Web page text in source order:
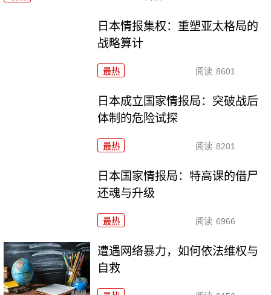
日本情报集权：重塑亚太格局的
战略算计
最热 阅读 8601
日本成立国家情报局：突破战后
体制的危险试探
最热 阅读 8201
日本国家情报局：特高课的借尸
还魂与升级
最热 阅读 6966
遭遇网络暴力，如何依法维权与
自救